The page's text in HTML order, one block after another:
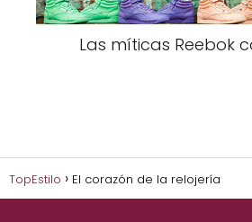
Las míticas Reebok
TopEstilo El corazón de la relojería